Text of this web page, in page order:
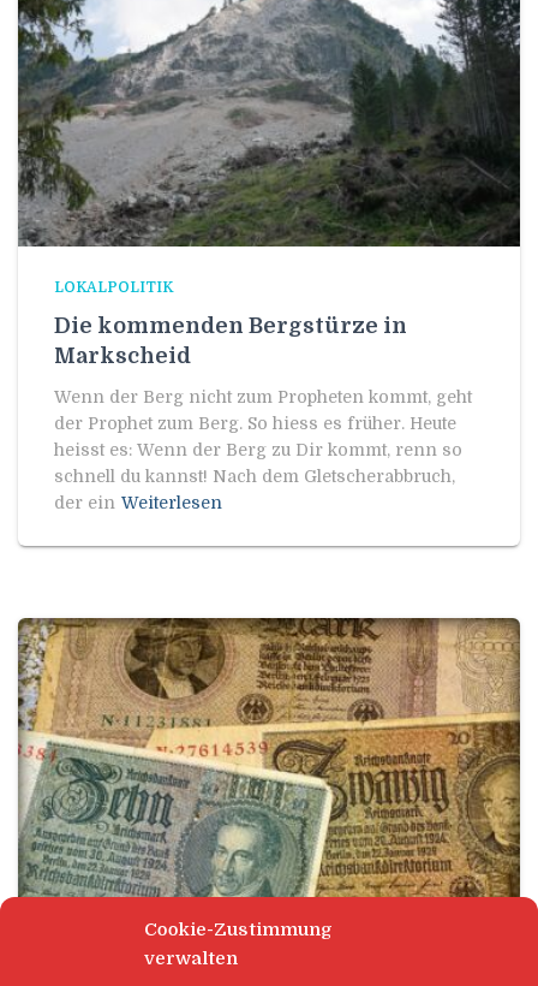
Cookie-Zustimmung
verwalten
LOKALPOLITIK
Die kommenden Bergstürze in
Markscheid
Wenn der Berg nicht zum Propheten kommt, geht
der Prophet zum Berg. So hiess es früher. Heute
heisst es: Wenn der Berg zu Dir kommt, renn so
schnell du kannst! Nach dem Gletscherabbruch,
der ein Weiterlesen